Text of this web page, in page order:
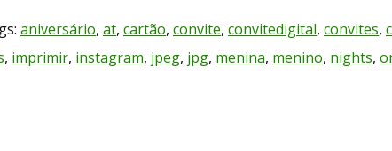
aniversário, at, cartão, convite, convitedigital, convites,
, imprimir, instagram, jpeg, jpg, menina, menino, nights,